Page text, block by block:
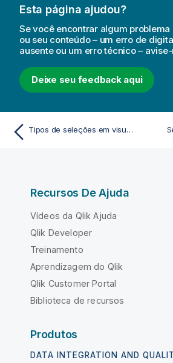
Esta página ajudou?
Se você encontrar algum problema
ou seu conteúdo – um erro de
ausente ou um erro técnico –
Deixe seu feedback aqui
Tipos de seleções em visualizações
Recursos De Ajuda
Vídeos da Qlik Ajuda
Qlik Developer
Treinamento
Aprendizagem do Qlik
Qlik Customer Portal
Biblioteca de recursos
Produtos
DATA INTEGRATION AND